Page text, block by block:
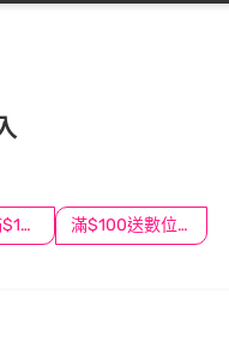
保健食品滿$1200送$100 滿$100送數位印花